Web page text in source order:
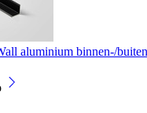
aluminium binnen-/